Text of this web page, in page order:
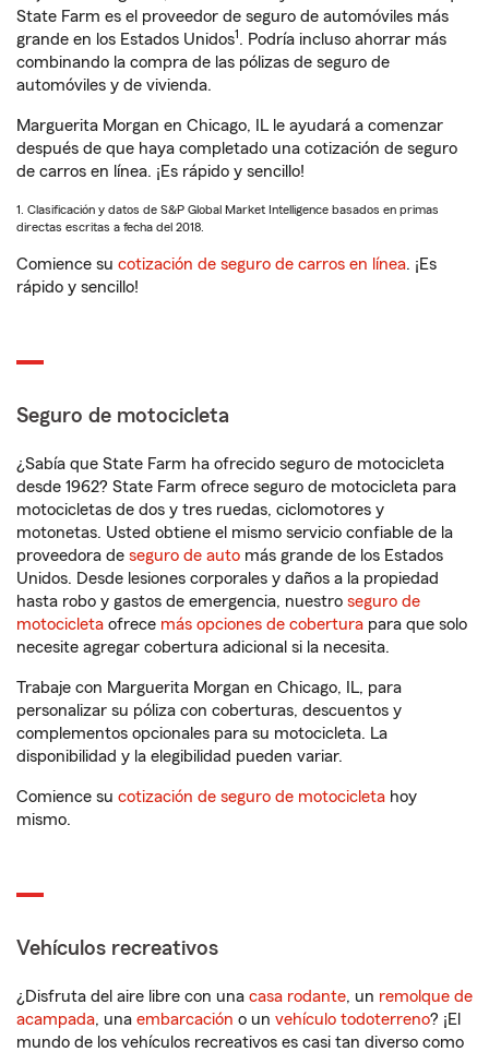
State Farm es el proveedor de seguro de automóviles más
grande en los Estados Unidos1. Podría incluso ahorrar más
combinando la compra de las pólizas de seguro de
automóviles y de vivienda.
Marguerita Morgan en Chicago, IL le ayudará a comenzar
después de que haya completado una cotización de seguro
de carros en línea. ¡Es rápido y sencillo!
1. Clasificación y datos de S&P Global Market Intelligence basados en primas
directas escritas a fecha del 2018.
Comience su cotización de seguro de carros en línea. ¡Es
rápido y sencillo!
Seguro de motocicleta
¿Sabía que State Farm ha ofrecido seguro de motocicleta
desde 1962? State Farm ofrece seguro de motocicleta para
motocicletas de dos y tres ruedas, ciclomotores y
motonetas. Usted obtiene el mismo servicio confiable de la
proveedora de seguro de auto más grande de los Estados
Unidos. Desde lesiones corporales y daños a la propiedad
hasta robo y gastos de emergencia, nuestro seguro de
motocicleta ofrece más opciones de cobertura para que solo
necesite agregar cobertura adicional si la necesita.
Trabaje con Marguerita Morgan en Chicago, IL, para
personalizar su póliza con coberturas, descuentos y
complementos opcionales para su motocicleta. La
disponibilidad y la elegibilidad pueden variar.
Comience su cotización de seguro de motocicleta hoy
mismo.
Vehículos recreativos
¿Disfruta del aire libre con una casa rodante, un remolque de
acampada, una embarcación o un vehículo todoterreno? ¡El
mundo de los vehículos recreativos es casi tan diverso como